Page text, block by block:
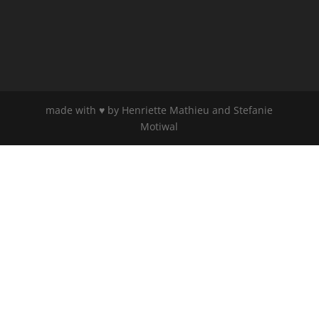
made with ♥ by Henriette Mathieu and Stefanie
Motiwal